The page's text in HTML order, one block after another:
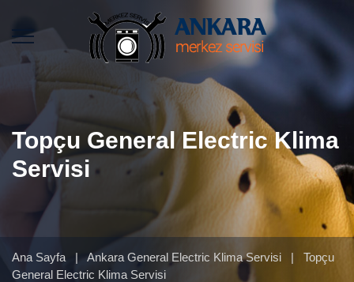
Topçu General Electric Klima
Servisi
Ana Sayfa | Ankara General Electric Klima Servisi |
Topçu
General Electric Klima Servisi